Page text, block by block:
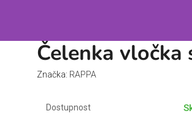
Čelenka vločka
Značka: RAPPA
Dostupnost